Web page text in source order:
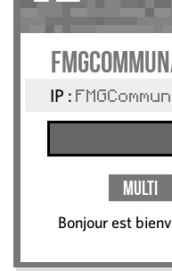
IP :
Multi
Bonjour est